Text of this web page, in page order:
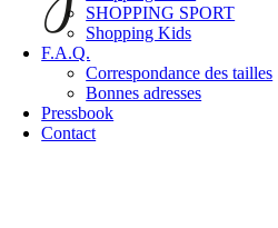
SHOPPING SPORT
Shopping Kids
F.A.Q.
Correspondance des tailles
Bonnes adresses
Pressbook
Contact